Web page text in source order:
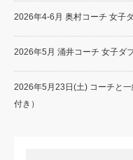
2026年4-6月 奥村コーチ 女子
2026年5月 涌井コーチ 女子ダ
2026年5月23日(土) コーチと
付き）